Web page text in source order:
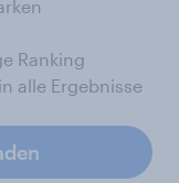
Ranking
alle Ergebnisse